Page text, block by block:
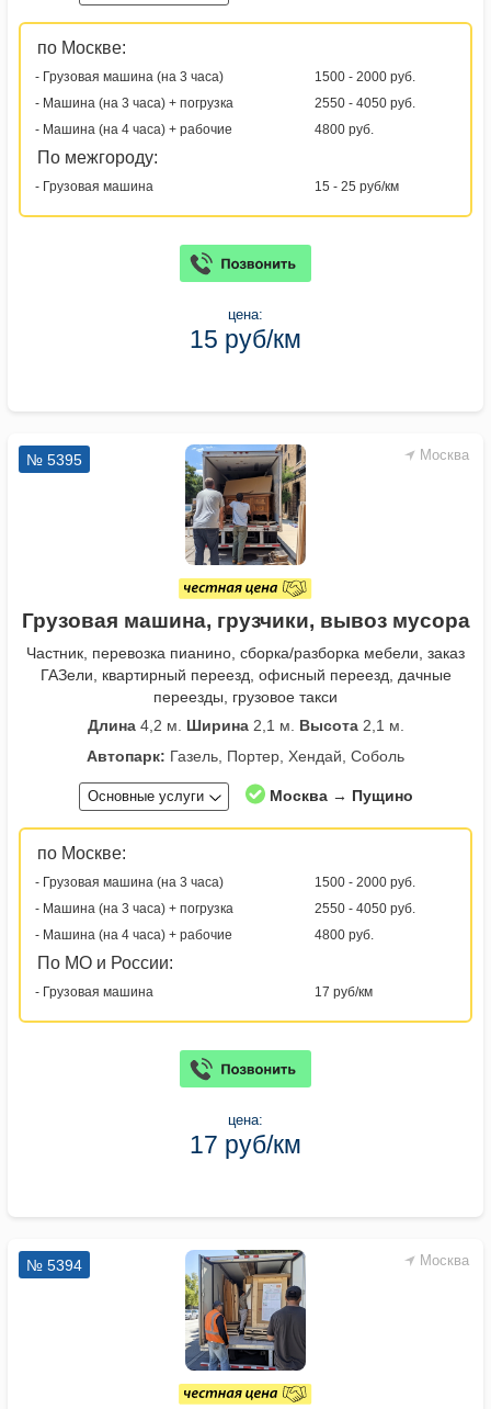
по Москве:
- Грузовая машина (на 3 часа)
1500 - 2000 руб.
- Машина (на 3 часа) + погрузка
2550 - 4050 руб.
- Машина (на 4 часа) + рабочие
4800 руб.
По межгороду:
- Грузовая машина 15 - 25 руб/км
цена:
15 руб/км
Москва
№ 5395
Грузовая машина, грузчики, вывоз мусора
Частник, перевозка пианино, сборка/разборка мебели, заказ
ГАЗели, квартирный переезд, офисный переезд, дачные
переезды, грузовое такси
Длина4,2 м. Ширина2,1 м. Высота2,1 м.
Автопарк: Газель, Портер, Хендай, Соболь
Основные услуги Москва → Пущино
по Москве:
- Грузовая машина (на 3 часа)
1500 - 2000 руб.
- Машина (на 3 часа) + погрузка
2550 - 4050 руб.
- Машина (на 4 часа) + рабочие
4800 руб.
По МО и России:
- Грузовая машина 17 руб/км
цена:
17 руб/км
Москва
№ 5394